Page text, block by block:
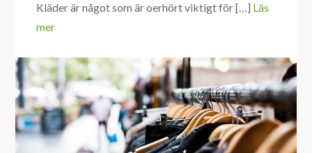
Kläder är något som är oerhört viktigt för […] Läs
mer